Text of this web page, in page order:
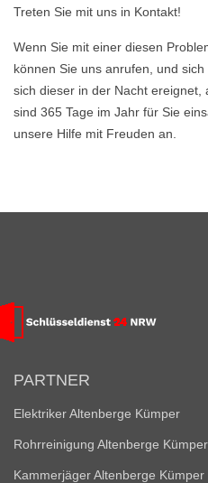
Treten Sie mit uns in Kontakt!
Wenn Sie mit einer diesen
können Sie uns anrufen, und
sich dieser in der Nacht
sind 365 Tage im Jahr für Sie
unsere Hilfe mit Freuden an.
PARTNER
Elektriker Altenberge Kümper
Rohrreinigung Altenberge Kümper
Kammerjäger Altenberge Kümper